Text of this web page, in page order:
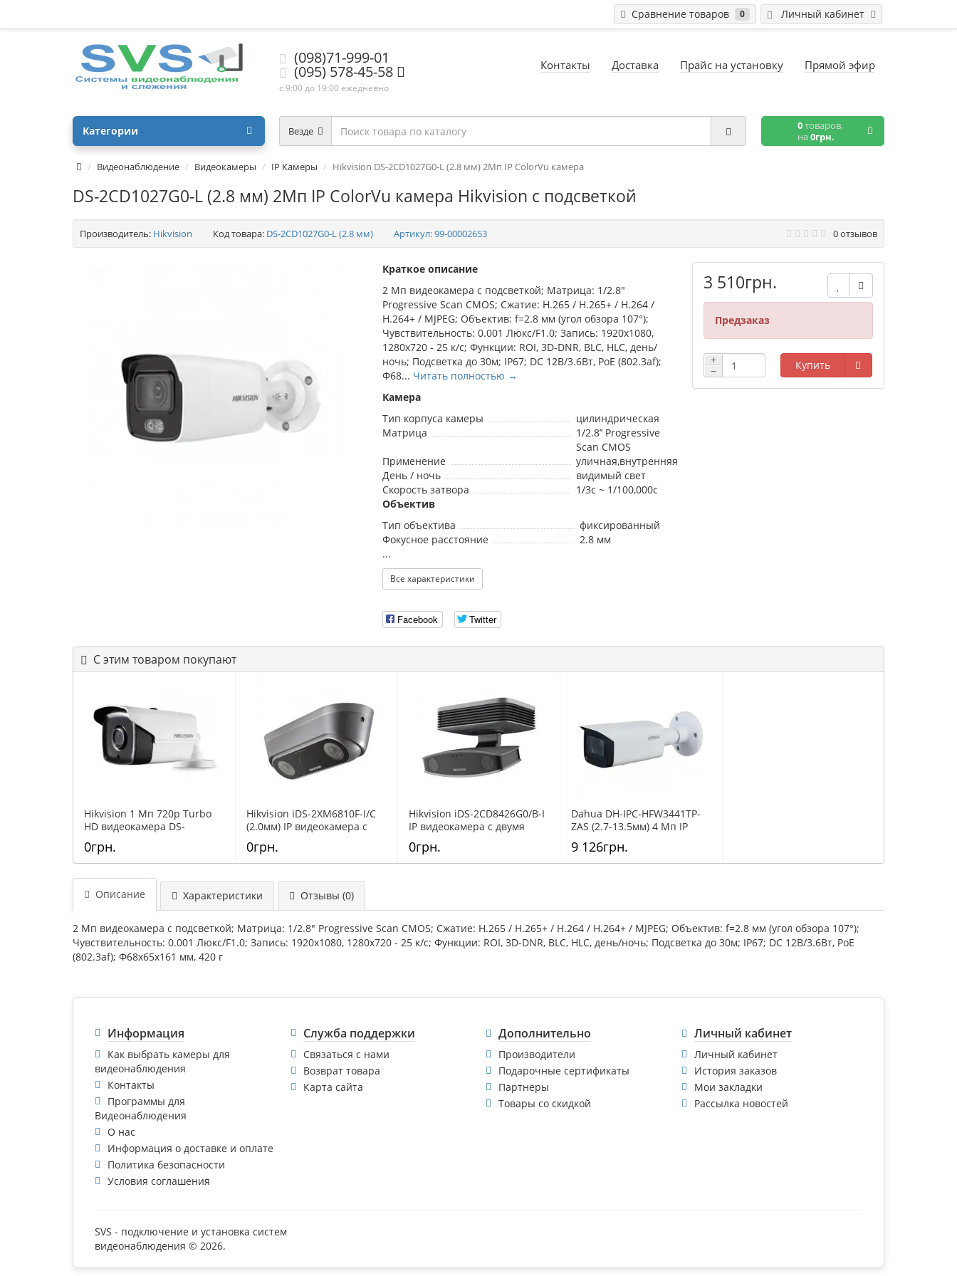
Личный кабинет
Сравнение товаров 0
(098)71-999-01
(095) 578-45-58
с 9:00 до 19:00 ежедневно
Контакты Доставка Прайс на установку Прямой эфир
Везде 0товаров,
на0грн.
Категории
Видеонаблюдение Видеокамеры IP Камеры Hikvision DS-2CD1027G0-L (2.8 мм) 2Мп IP ColorVu камера
DS-2CD1027G0-L (2.8 мм) 2Мп IP ColorVu камера Hikvision с подсветкой
Производитель: Hikvision Код товара: DS-2CD1027G0-L (2.8 мм) Артикул:99-00002653 0 отзывов
Краткое описание
2 Мп видеокамера с подсветкой; Матрица: 1/2.8"
Progressive Scan CMOS; Сжатие: Н.265 / Н.265+ / H.264 /
H.264+ / MJPEG; Объектив: f=2.8 мм (угол обзора 107°);
Чувствительность: 0.001 Люкс/F1.0; Запись: 1920x1080,
1280х720 - 25 к/с; Функции: ROI, 3D-DNR, BLC, HLC, день/
ночь; Подсветка до 30м; IP67; DC 12В/3.6Вт, PoE (802.3af);
Ф68... Читать полностью →
Камера
Тип корпуса камеры
цилиндрическая
Матрица
1/2.8’’ Progressive
Scan CMOS
Применение
уличная,внутренняя
День / ночь
видимый свет
Скорость затвора
1/3с ~ 1/100,000с
Объектив
Тип объектива
фиксированный
Фокусное расстояние
2.8 мм
...
Все характеристики
Facebook Twitter
3 510грн.
Предзаказ
+
−
Купить
С этим товаром покупают
Hikvision 1 Мп 720p Turbo
HD видеокамера DS-
2CE16C0T-IT5 (6 мм)
0грн.
Hikvision iDS-2XM6810F-I/C
(2.0мм) IP видеокамера c
двумя объективами и
функцией подсчета людей
0грн.
Hikvision iDS-2CD8426G0/B-I
IP видеокамера c двумя
объективами и функцией
анализа поведения
0грн.
Dahua DH-IPC-HFW3441TP-
ZAS (2.7-13.5мм) 4 Мп IP
видеокамера с
искусственным
интеллектом и
9 126грн.
Описание Характеристики Отзывы (0)
2 Мп видеокамера с подсветкой; Матрица: 1/2.8" Progressive Scan CMOS; Сжатие: Н.265 / Н.265+ / H.264 / H.264+ / MJPEG; Объектив: f=2.8 мм (угол обзора 107°);
Чувствительность: 0.001 Люкс/F1.0; Запись: 1920x1080, 1280х720 - 25 к/с; Функции: ROI, 3D-DNR, BLC, HLC, день/ночь; Подсветка до 30м; IP67; DC 12В/3.6Вт, PoE
(802.3af); Ф68х65x161 мм, 420 г
Информация
Как выбрать камеры для
видеонаблюдения
Контакты
Программы для
Видеонаблюдения
О нас
Информация о доставке и оплате
Политика безопасности
Условия соглашения
Служба поддержки
Связаться с нами
Возврат товара
Карта сайта
Дополнительно
Производители
Подарочные сертификаты
Партнёры
Товары со скидкой
Личный кабинет
Личный кабинет
История заказов
Мои закладки
Рассылка новостей
SVS - подключение и установка систем
видеонаблюдения © 2026.